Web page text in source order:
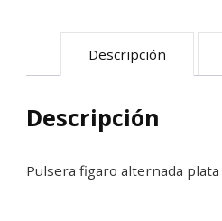
Descripción
Descripción
Pulsera figaro alternada